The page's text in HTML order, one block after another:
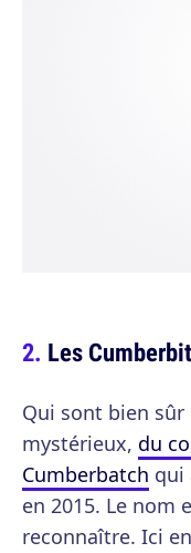
Les
Qui sont bien sûr
mystérieux, du
Cumberbatch qui
en 2015. Le nom
reconnaître. Ici